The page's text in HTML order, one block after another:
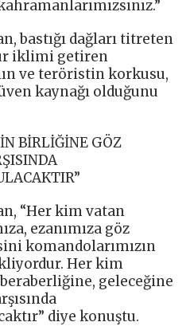
bastığı dağları titreten
iklimi getiren
ve teröristin korkusu,
kaynağı olduğunu
BİRLİĞİNE GÖZ
“Her kim vatan
ezanımıza göz
komandolarımızın
Her kim
geleceğine
diye konuştu.